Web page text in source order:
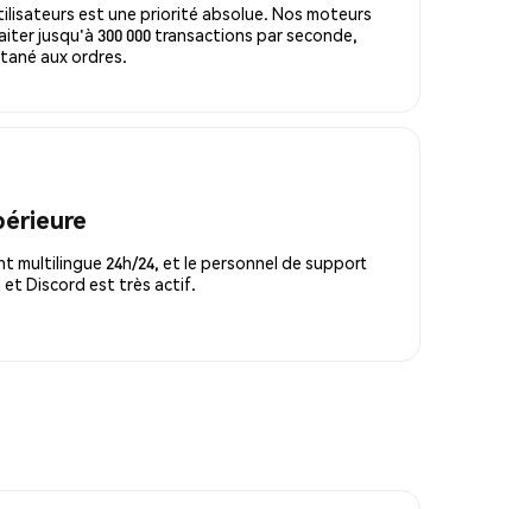
est une priorité absolue. Nos moteurs
jusqu'à 300 000 transactions par seconde,
aux ordres.
multilingue 24h/24, et le personnel de support
et Discord est très actif.